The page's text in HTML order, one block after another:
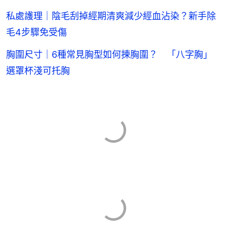
私處護理｜陰毛刮掉經期清爽減少經血沾染？新手除
毛4步驟免受傷
胸圍尺寸｜6種常見胸型如何揀胸圍？ 「八字胸」
選罩杯淺可托胸